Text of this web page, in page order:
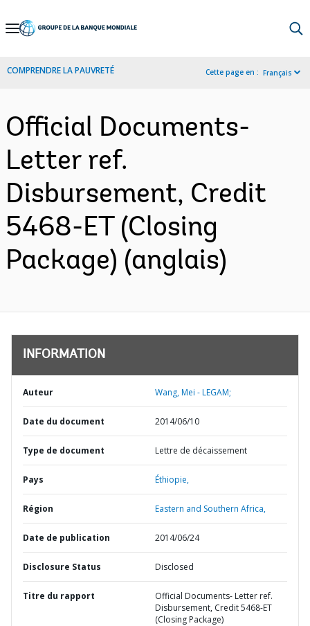
Skip
Navigation
COMPRENDRE LA PAUVRETÉ Cette page en : Français
Official Documents-
Letter ref.
Disbursement, Credit
5468-ET (Closing
Package) (anglais)
INFORMATION
Auteur Wang, Mei - LEGAM;
Date du document 2014/06/10
Type de document Lettre de décaissement
Pays Éthiopie,
Région Eastern and Southern Africa,
Date de publication 2014/06/24
Disclosure Status Disclosed
Titre du rapport
Official Documents- Letter ref.
Disbursement, Credit 5468-ET
(Closing Package)